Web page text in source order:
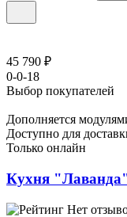
45 790 ₽
0-0-18
Выбор покупателей
Дополняется
Доступно для
Только онлайн
Кухня
Нет